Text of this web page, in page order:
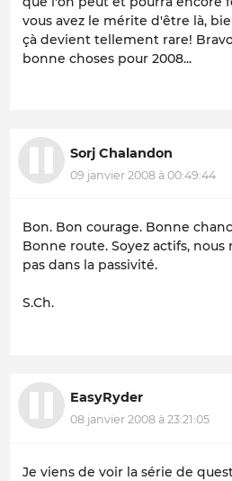
vous avez le mérite d'être là,
çà devient tellement rare!
bonne choses pour 2008...
Sorj Chalandon
09 janvier 2008 à 00:49:44
Bon. Bon courage. Bonne
Bonne route. Soyez actifs,
pas dans la passivité.
S.Ch.
EasyRyder
08 janvier 2008 à 23:21:05
Je viens de voir la série de